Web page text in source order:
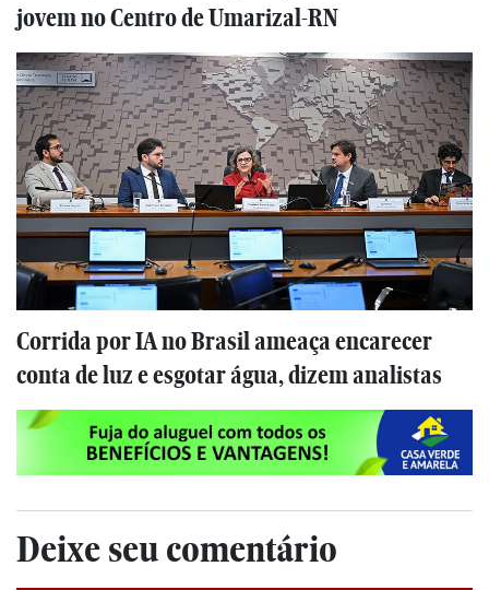
jovem no Centro de Umarizal-RN
Corrida por IA no Brasil ameaça encarecer
conta de luz e esgotar água, dizem analistas
Deixe seu comentário